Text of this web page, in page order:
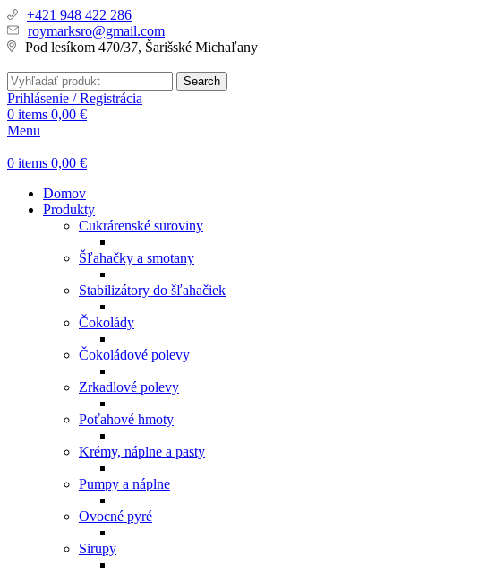
+421 948 422 286
roymarksro@gmail.com
Pod lesíkom 470/37, Šarišské Michaľany
Search
Prihlásenie / Registrácia
0 items 0,00 €
Menu
0 items 0,00 €
Domov
Produkty
Cukrárenské suroviny
Šľahačky a smotany
Stabilizátory do šľahačiek
Čokolády
Čokoládové polevy
Zrkadlové polevy
Poťahové hmoty
Krémy, náplne a pasty
Pumpy a náplne
Ovocné pyré
Sirupy